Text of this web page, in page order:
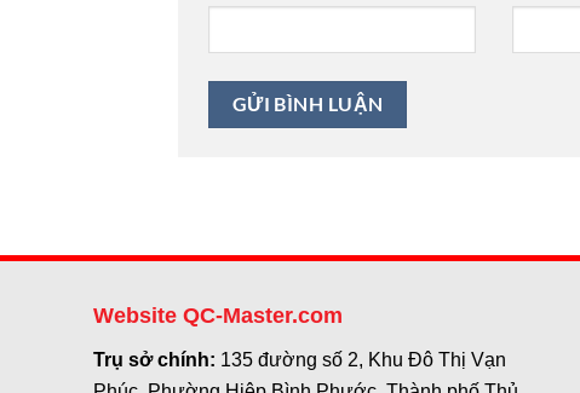
Website QC-Master.com
Trụ sở chính: 135 đường số 2, Khu Đô Thị Vạn